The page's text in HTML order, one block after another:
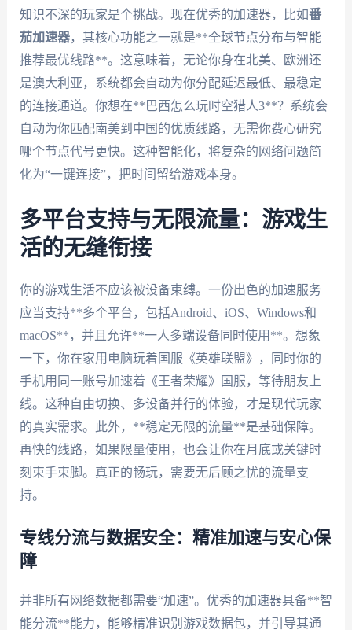
知识不深的玩家是个挑战。现在优秀的加速器，比如番
茄加速器，其核心功能之一就是**全球节点分布与智能
推荐最优线路**。这意味着，无论你身在北美、欧洲还
是澳大利亚，系统都会自动为你分配延迟最低、最稳定
的连接通道。你想在**巴西怎么玩时空猎人3**？系统会
自动为你匹配南美到中国的优质线路，无需你费心研究
哪个节点代号更快。这种智能化，将复杂的网络问题简
化为“一键连接”，把时间留给游戏本身。
多平台支持与无限流量：游戏生
活的无缝衔接
你的游戏生活不应该被设备束缚。一份出色的加速服务
应当支持**多个平台，包括Android、iOS、Windows和
macOS**，并且允许**一人多端设备同时使用**。想象
一下，你在家用电脑玩着国服《英雄联盟》，同时你的
手机用同一账号加速着《王者荣耀》国服，等待朋友上
线。这种自由切换、多设备并行的体验，才是现代玩家
的真实需求。此外，**稳定无限的流量**是基础保障。
再快的线路，如果限量使用，也会让你在月底或关键时
刻束手束脚。真正的畅玩，需要无后顾之忧的流量支
持。
专线分流与数据安全：精准加速与安心保
障
并非所有网络数据都需要“加速”。优秀的加速器具备**智
能分流**能力，能够精准识别游戏数据包，并引导其通